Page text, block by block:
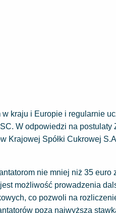
kraju i Europie i regularnie
W odpowiedzi na postulaty
Krajowej Spółki Cukrowej
nie mniej niż 35 euro
możliwość prowadzenia
co pozwoli na
poza najwyższą